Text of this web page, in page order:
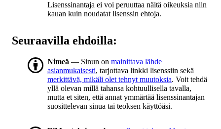
Lisenssinantaja ei voi peruuttaa näitä oikeuksia niin
kauan kuin noudatat lisenssin ehtoja.
Seuraavilla ehdoilla:
Nimeä — Sinun on mainittava lähde
asianmukaisesti, tarjottava linkki lisenssiin sekä
merkittävä, mikäli olet tehnyt muutoksia. Voit tehdä
yllä olevan millä tahansa kohtuullisella tavalla,
mutta et siten, että annat ymmärtää lisenssinantajan
suosittelevan sinua tai teoksen käyttöäsi.